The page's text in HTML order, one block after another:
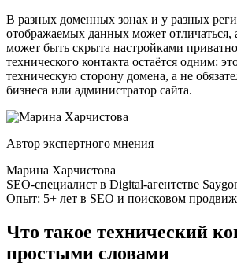
В разных доменных зонах и у разных
отображаемых данных может отличаться,
может быть скрыта настройками
технического контакта остаётся одним:
техническую сторону домена, а не
бизнеса или администратор сайта.
Автор экспертного мнения
Марина Харчистова
SEO-специалист в Digital-агентстве
Опыт: 5+ лет в SEO и поисковом
Что такое технический
простыми словами